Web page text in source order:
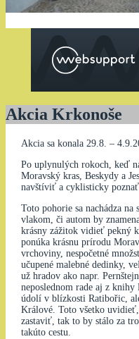
Akcia Krkonoše
Akcia sa konala 29.8. –
Po uplynulých rokoch, keď
Moravský kras, Beskydy a
navštíviť a cyklisticky
Toto pohorie sa nachádza na
vlakom, či autom by
krásny zážitok vidieť pekný
ponúka krásnu prírodu
vrchoviny, nespočetné
učupené malebné dedinky,
už hradov ako napr.
neposlednom rade aj z knihy
údolí v blízkosti Ratibořic,
Králové. Toto všetko
zastaviť, tak to by stálo za
takúto cestu.